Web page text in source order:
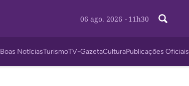
06 ago. 2026 - 11h30
Boas NotíciasTurismoTV-GazetaCulturaPublicações Oficiais